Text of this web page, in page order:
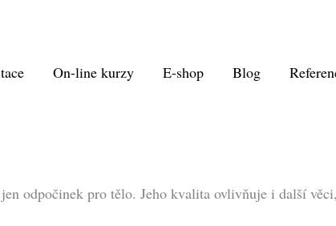
On-line kurzy E-shop Blog
odpočinek pro tělo. Jeho kvalita ovlivňuje i další